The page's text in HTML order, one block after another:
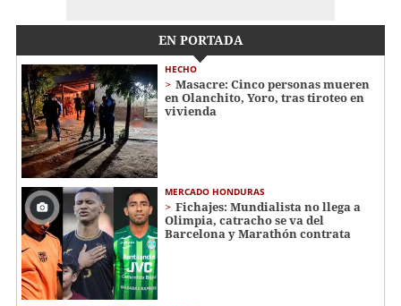
EN PORTADA
HECHO
Masacre: Cinco personas mueren
en Olanchito, Yoro, tras tiroteo en
vivienda
MERCADO HONDURAS
Fichajes: Mundialista no llega a
Olimpia, catracho se va del
Barcelona y Marathón contrata